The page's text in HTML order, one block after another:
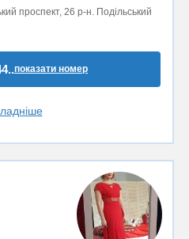
проспект, 26 р-н. Подільський
показати номер